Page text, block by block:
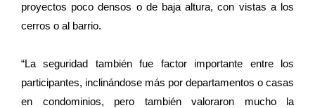
proyectos poco densos o de baja altura, con vistas a los
cerros o al barrio.
“La seguridad también fue factor importante entre los
participantes, inclinándose más por departamentos o casas
en condominios, pero también valoraron mucho la